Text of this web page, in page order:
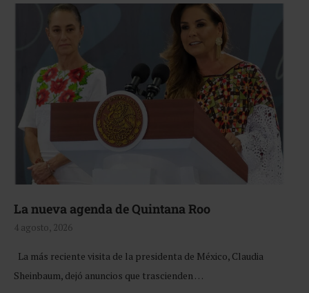
La nueva agenda de Quintana Roo
4 agosto, 2026
La más reciente visita de la presidenta de México, Claudia
Sheinbaum, dejó anuncios que trascienden …